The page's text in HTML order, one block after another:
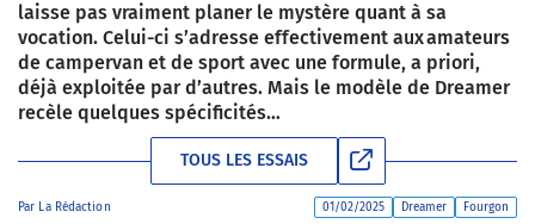
laisse pas vraiment planer le mystère quant à sa
vocation. Celui-ci s’adresse effectivement aux amateurs
de campervan et de sport avec une formule, a priori,
déjà exploitée par d’autres. Mais le modèle de Dreamer
recèle quelques spécificités…
TOUS LES ESSAIS
Par La Rédaction 01/02/2025 Dreamer Fourgon